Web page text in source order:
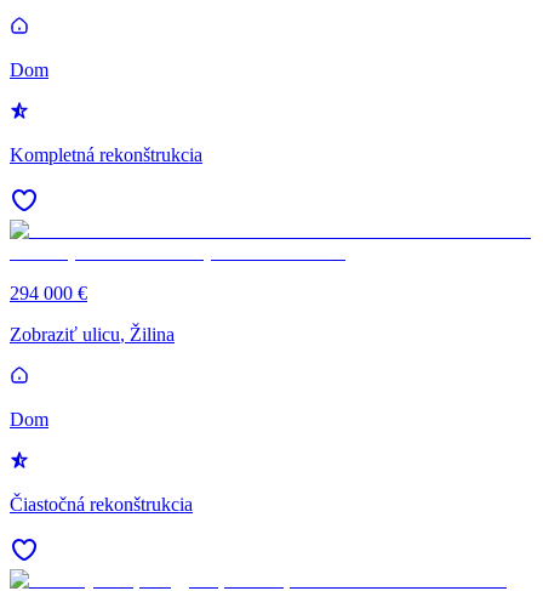
Dom
Kompletná rekonštrukcia
294 000 €
Zobraziť ulicu, Žilina
Dom
Čiastočná rekonštrukcia